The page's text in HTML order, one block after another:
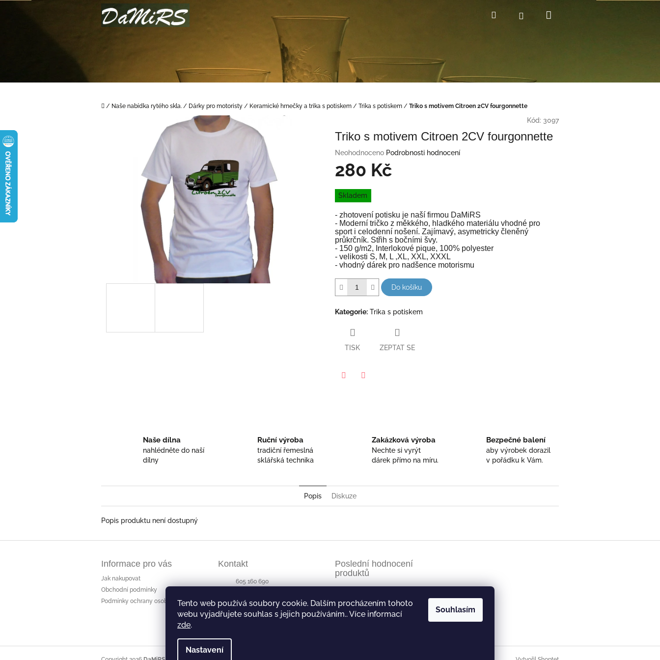
Tento web používá soubory cookie. Dalším procházením tohoto
webu vyjadřujete souhlas s jejich používáním.. Více informací
zde.
Nastavení
Souhlasím
HledatPřihlášení
Domů
/ Naše nabídka rytého skla. / Dárky pro motoristy / Keramické hrnečky a trika s potiskem / Trika s potiskem / Triko s motivem Citroen 2CV fourgonnette
Kód: 3097
Triko s motivem Citroen 2CV fourgonnette
Průměrné
hodnocení
produktu
0,0
z
hvězdiček.
Neohodnoceno Podrobnosti hodnocení
280 Kč
Měrná
cena:
Skladem
- zhotovení potisku je naší firmou DaMiRS
- Moderní tričko z měkkého, hladkého materiálu vhodné pro
sport i celodenní nošení. Zajímavý, asymetricky členěný
průkrčník. Střih s bočními švy.
- 150 g/m2, Interlokové pique, 100% polyester
- velikosti S, M, L ,XL, XXL, XXXL
- vhodný dárek pro nadšence motorismu
Do košíku
Kategorie: Trika s potiskem
TISK ZEPTAT SE
Naše dílna
nahlédněte do naší
dílny
Ruční výroba
tradiční řemeslná
sklářská technika
Zakázková výroba
Nechte si vyrýt
dárek přímo na míru.
Bezpečné balení
aby výrobek dorazil
v pořádku k Vám.
Popis Diskuze
Popis produktu není dostupný
Informace pro vás
Jak nakupovat
Obchodní podmínky
Podmínky ochrany osobních údajů
Kontakt
605 160 690
604 870 887
https://www.facebook.com/pro
Poslední hodnocení
produktů
- ručně ryté (broušené) dárek pro učitele
Hodnocení produktu je 5 z 5 hvězdiček.
|